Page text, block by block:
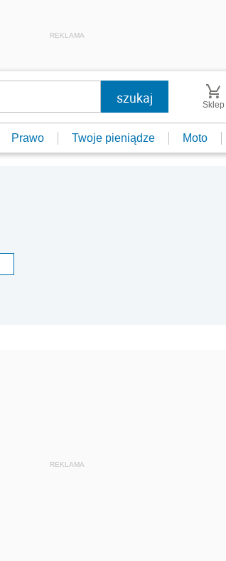
REKLAMA
Sklep
Prawo Twoje pieniądze Moto